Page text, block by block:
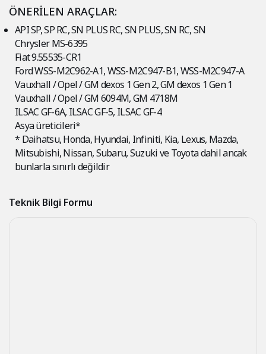
ÖNERİLEN ARAÇLAR:
API SP, SP RC, SN PLUS RC, SN PLUS, SN RC, SN
Chrysler MS-6395
Fiat 9.55535-CR1
Ford WSS-M2C962-A1, WSS-M2C947-B1, WSS-M2C947-A
Vauxhall / Opel / GM dexos 1 Gen 2, GM dexos 1 Gen 1
Vauxhall / Opel / GM 6094M, GM 4718M
ILSAC GF-6A, ILSAC GF-5, ILSAC GF-4
Asya üreticileri*
* Daihatsu, Honda, Hyundai, Infiniti, Kia, Lexus, Mazda,
Mitsubishi, Nissan, Subaru, Suzuki ve Toyota dahil ancak
bunlarla sınırlı değildir
Teknik Bilgi Formu